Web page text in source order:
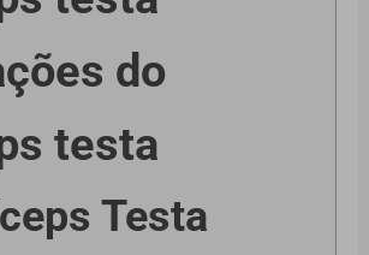
do
testa
Testa